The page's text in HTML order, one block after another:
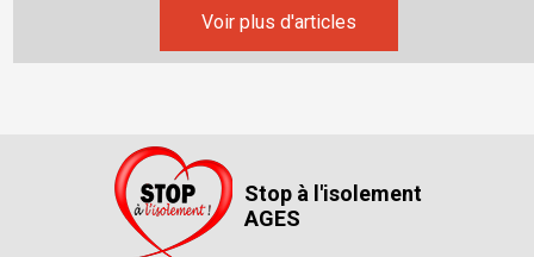
Voir plus d'articles
Stop à l'isolement
AGES